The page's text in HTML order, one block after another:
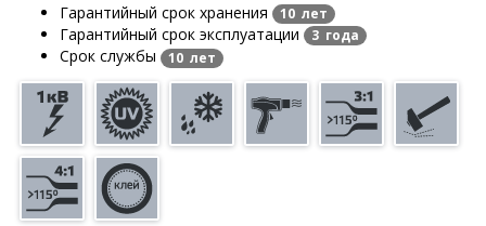
Гарантийный срок хранения 10 лет
Гарантийный срок эксплуатации 3 года
Срок службы 10 лет